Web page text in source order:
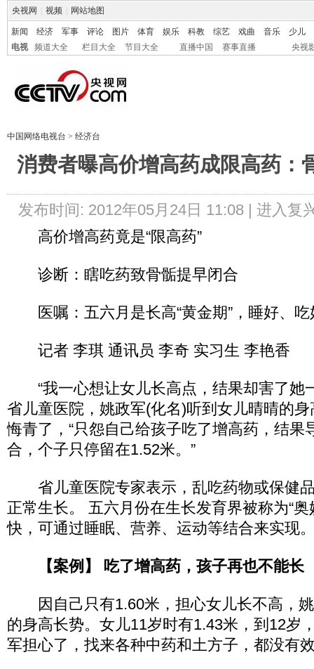
央视网 视频 网站地图
新闻 经济 军事 评论 图片 体育 娱乐 科教 综艺 戏曲 音乐
少儿
电视
频道大全 栏目大全 节目大全 直播中国 赛事直播 央视
中国网络电视台 > 经济台
消费者曝高价增高药成限高药：
发布时间: 2012年05月24日 11:08 | 进入复
高价增高药竟是“限高药”
诊断：瞎吃药致骨骺提早闭合
医嘱：五六月是长高“黄金期”，睡好、吃
记者 李琪 通讯员 李奇 实习生 李艳香
“我一心想让女儿长高点，结果却害了她
省儿童医院，姚政军(化名)听到女儿晴晴的
悔青了，“只怨自己给孩子吃了增高药，结果
合，个子只停留在1.52米。”
省儿童医院专家表示，乱吃药物或保健
正常生长。 五六月份在生长发育界被称为“
快，可通过睡眠、营养、运动等结合来实现
【案例】 吃了增高药，孩子再也不能长
因自己只有1.60米，担心女儿长不高，姚
的身高长势。女儿11岁时有1.43米，到12岁
军担心了，找来各种中药和土方子，都没有